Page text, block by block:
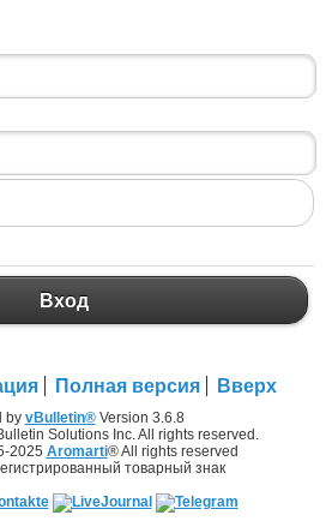
Вход
Полная версия Вверх
by vBulletin®Version 3.6.8
Solutions Inc. All rights reserved.
2025 Aromarti® All rights reserved
товарный знак